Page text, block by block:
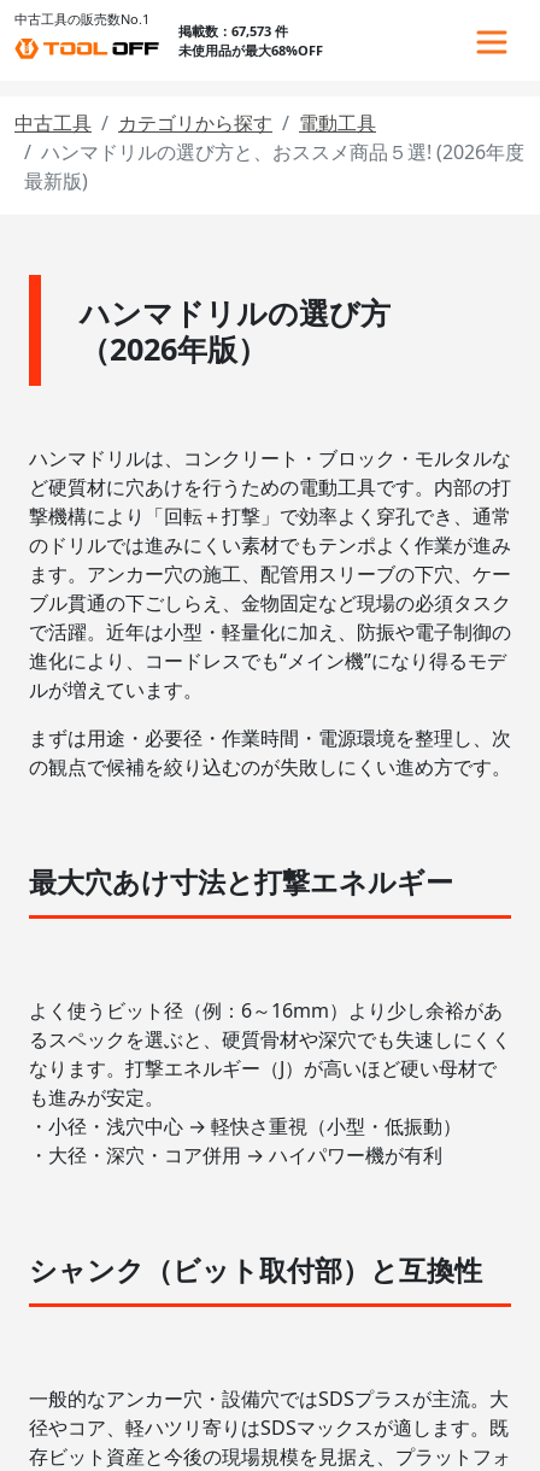
中古工具の販売数No.1
掲載数：67,573 件
未使用品が最大68%OFF
中古工具 カテゴリから探す
電動工具
ハンマドリルの選び方と、おススメ商品５選! (2026年度
最新版)
ハンマドリルの選び方
（2026年版）
ハンマドリルは、コンクリート・ブロック・モルタルな
ど硬質材に穴あけを行うための電動工具です。内部の打
撃機構により「回転＋打撃」で効率よく穿孔でき、通常
のドリルでは進みにくい素材でもテンポよく作業が進み
ます。アンカー穴の施工、配管用スリーブの下穴、ケー
ブル貫通の下ごしらえ、金物固定など現場の必須タスク
で活躍。近年は小型・軽量化に加え、防振や電子制御の
進化により、コードレスでも“メイン機”になり得るモデ
ルが増えています。
まずは用途・必要径・作業時間・電源環境を整理し、次
の観点で候補を絞り込むのが失敗しにくい進め方です。
最大穴あけ寸法と打撃エネルギー
よく使うビット径（例：6～16mm）より少し余裕があ
るスペックを選ぶと、硬質骨材や深穴でも失速しにくく
なります。打撃エネルギー（J）が高いほど硬い母材で
も進みが安定。
・小径・浅穴中心 → 軽快さ重視（小型・低振動）
・大径・深穴・コア併用 → ハイパワー機が有利
シャンク（ビット取付部）と互換性
一般的なアンカー穴・設備穴ではSDSプラスが主流。大
径やコア、軽ハツリ寄りはSDSマックスが適します。既
存ビット資産と今後の現場規模を見据え、プラットフォ